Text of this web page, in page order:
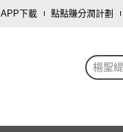
APP下載 點點賺分潤計劃
楊聖緹